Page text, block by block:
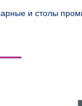
и столы